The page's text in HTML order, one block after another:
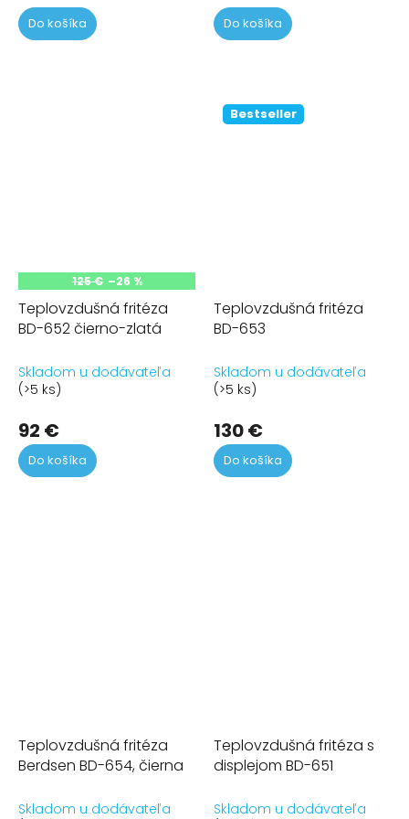
Do košíka Do košíka
125 € –26 %
Teplovzdušná fritéza
BD-652 čierno-zlatá
Skladom u dodávateľa
(>5 ks)
92 €
Do košíka
Bestseller
Teplovzdušná fritéza
BD-653
Skladom u dodávateľa
(>5 ks)
130 €
Do košíka
Teplovzdušná fritéza
Berdsen BD-654, čierna
Skladom u dodávateľa
Teplovzdušná fritéza s
displejom BD-651
Skladom u dodávateľa